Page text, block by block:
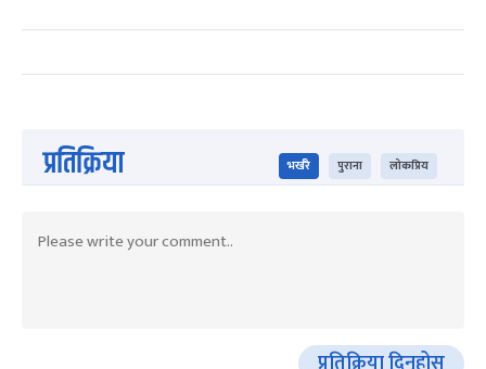
प्रतिक्रिया भर्खरै पुराना लोकप्रिय